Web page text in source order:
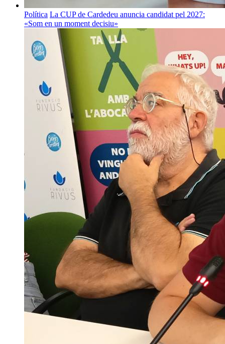
Política La CUP de Cardedeu anuncia candidat pel 2027:
«Som en un moment decisiu»